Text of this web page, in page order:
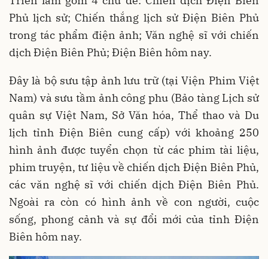
Phủ lịch sử; Chiến thắng lịch sử Điện Biên Phủ
trong tác phẩm điện ảnh; Văn nghệ sĩ với chiến
dịch Điện Biên Phủ; Điện Biên hôm nay.
Đây là bộ sưu tập ảnh lưu trữ (tại Viện Phim Việt
Nam) và sưu tầm ảnh công phu (Bảo tàng Lịch sử
quân sự Việt Nam, Sở Văn hóa, Thể thao và Du
lịch tỉnh Điện Biên cung cấp) với khoảng 250
hình ảnh được tuyển chọn từ các phim tài liệu,
phim truyện, tư liệu về chiến dịch Điện Biên Phủ,
các văn nghệ sĩ với chiến dịch Điện Biên Phủ.
Ngoài ra còn có hình ảnh về con người, cuộc
sống, phong cảnh và sự đổi mới của tỉnh Điện
Biên hôm nay.